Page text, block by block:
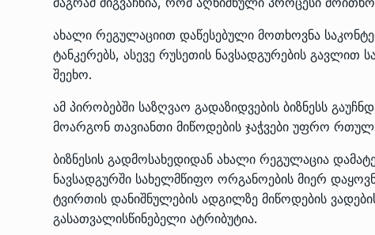
ახალი რეგულაციით დაწესებული მოთხოვნა
ტანკერებს, ასევე რუსეთის ნავსადგურების გავლით
შეეხო.
ამ პირობებში საზღვაო გადაზიდვების ბიზნესს
მოარგონ თავიანთი მიწოდების ჯაჭვები უფრო
ბიზნესის გადმოსახედიდან ახალი რეგულაცია
ნავსადგურში სახელმწიფო ორგანოების მიერ
ტვირთის დანიშნულების ადგილზე მიწოდების
გასათვალისწინებელი ატრიბუტია.